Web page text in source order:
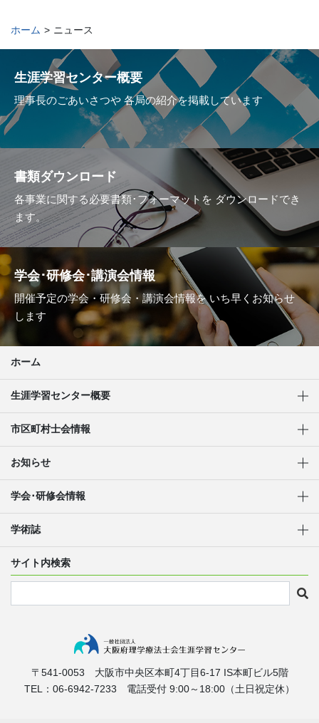
ホーム > ニュース
生涯学習センター概要
理事長のごあいさつや 各局の紹介を掲載しています
書類ダウンロード
各事業に関する必要書類･フォーマットを ダウンロードでき
ます。
学会･研修会･講演会情報
開催予定の学会・研修会・講演会情報をいち早くお知らせ
します
ホーム
生涯学習センター概要
市区町村士会情報
お知らせ
学会･研修会情報
学術誌
サイト内検索
〒541-0053 大阪市中央区本町4丁目6-17 IS本町ビル5階
TEL：06-6942-7233 電話受付 9:00～18:00（土日祝定休）